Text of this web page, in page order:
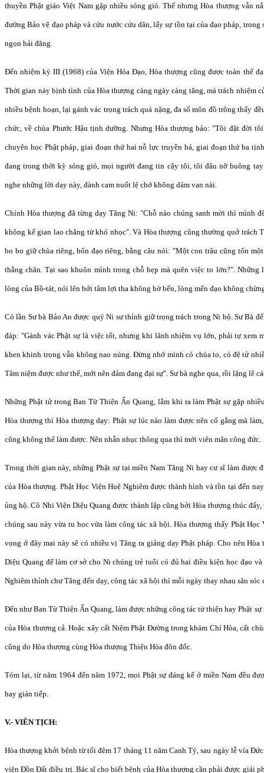
thuyền Phật giáo Việt Nam gặp nhiều sóng gió. Thế nhưng Hòa thượng vẫn
đường Bảo vệ đạo pháp và cứu nước cứu dân, lấy sự tồn tại của đạo pháp,
ngọn hải đăng.
Đến nhiệm kỳ III (1968) của Viện Hóa Đạo, Hòa thượng cũng được toàn thể
Thời gian này bịnh tình của Hòa thượng càng ngày càng tăng, mà trách nhiệm
nhiều bệnh hoạn, lại gánh vác trọng trách quá nặng, đa số môn đồ trông thấy
chức, về chùa Phước Hậu tịnh dưỡng. Nhưng Hòa thượng bảo: "Tôi đặt đời
chuyên học Phật pháp, giai đoạn thứ hai nỗ lực truyền bá, giai đoạn thứ ba
đang trong thời kỳ sóng gió, mọi người đang tin cậy tôi, tôi đâu nỡ buông
nghe những lời dạy này, đành cam nuốt lệ chớ không dám van nài.
Chính Hòa thượng đã từng dạy Tăng Ni: "Chỗ nào chúng sanh mời thì mình
không kể gian lao chẳng từ khó nhọc". Và Hòa thượng cũng thường quở trách
bo bo giữ chùa riêng, bổn đạo riêng, bằng câu nói: "Một con trâu cũng tốn
thằng chăn. Tại sao khuôn mình trong chỗ hẹp mà quên việc to lớn?".
lòng của Bồ-tát, nói lên bởi tâm lợi tha không bờ bến, lòng mến đạo không
Có lần Sư bà Bảo An được quý Ni sư thỉnh giữ trọng trách trong Ni bộ. Sư Bà
đáp: "Gánh vác Phật sự là việc tốt, nhưng khi lãnh nhiệm vụ lớn, phải tự xem
khen khinh trọng vẫn không nao núng. Đừng nhớ mình có chùa to, có đệ tử
Tâm niệm được như thế, mới nên đảm đang đại sự". Sư bà nghe qua, rồi lặng lẽ
Những Phật tử trong Ban Từ Thiện Ấn Quang, lắm khi ra làm Phật sự gặp
Hòa thượng thì Hòa thượng dạy: Phật sự lúc nào làm được nên cố gắng mà
cũng không thể làm được. Nên nhẫn nhục thông qua thì mới viên mãn công đức.
Trong thời gian này, những Phật sự tại miền Nam Tăng Ni hay cư sĩ làm được
của Hòa thượng. Phật Học Viện Huệ Nghiêm được thành hình và tồn tại đến
ủng hộ. Cô Nhi Viện Diệu Quang được thành lập cũng bởi Hòa thượng thúc
chúng sau này vừa tu học vừa làm công tác xã hội. Hòa thượng thấy Phật
vọng ở đây mai này sẽ có nhiều vị Tăng ra giảng dạy Phật pháp. Cho nên
Diệu Quang để làm cơ sở cho Ni chúng trẻ tuổi có đủ hai điều kiện học đạo
Nghiêm thỉnh chư Tăng đến dạy, công tác xã hội thì mỗi ngày thay nhau săn sóc
Đến như Ban Từ Thiện Ấn Quang, làm được những công tác từ thiện hay Phật
của Hòa thượng cả. Hoặc xây cất Niệm Phật Đường trong khám Chí Hòa, cất
cũng do Hòa thượng cùng Hòa thượng Thiện Hòa đôn đốc.
Tóm lại, từ năm 1964 đến năm 1972, mọi Phật sự đáng kể ở miền Nam đều
hay gián tiếp.
V.- VIÊN TỊCH:
Hòa thượng khởi bệnh từ tối đêm 17 tháng 11 năm Canh Tý, sau ngày lễ vía
viện Đồn Đất điều trị. Bác sĩ cho biết bệnh của Hòa thượng cần phải được giải